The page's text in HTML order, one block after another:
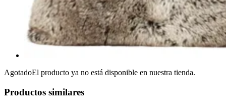
AgotadoEl producto ya no está disponible en nuestra tienda.
Productos similares